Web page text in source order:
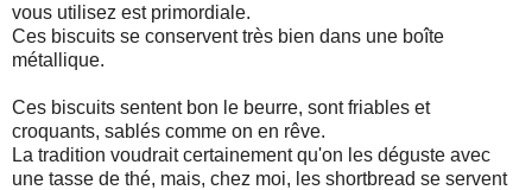
vous utilisez est primordiale.
Ces biscuits se conservent très bien dans une boîte
métallique.
Ces biscuits sentent bon le beurre, sont friables et
croquants, sablés comme on en rêve.
La tradition voudrait certainement qu'on les déguste avec
une tasse de thé, mais, chez moi, les shortbread se servent